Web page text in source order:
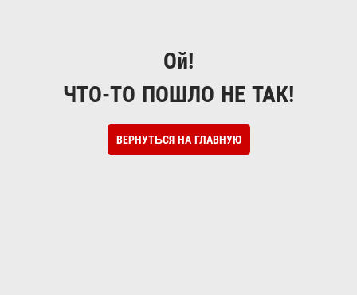
Ой!
ЧТО-ТО ПОШЛО НЕ ТАК!
ВЕРНУТЬСЯ НА ГЛАВНУЮ